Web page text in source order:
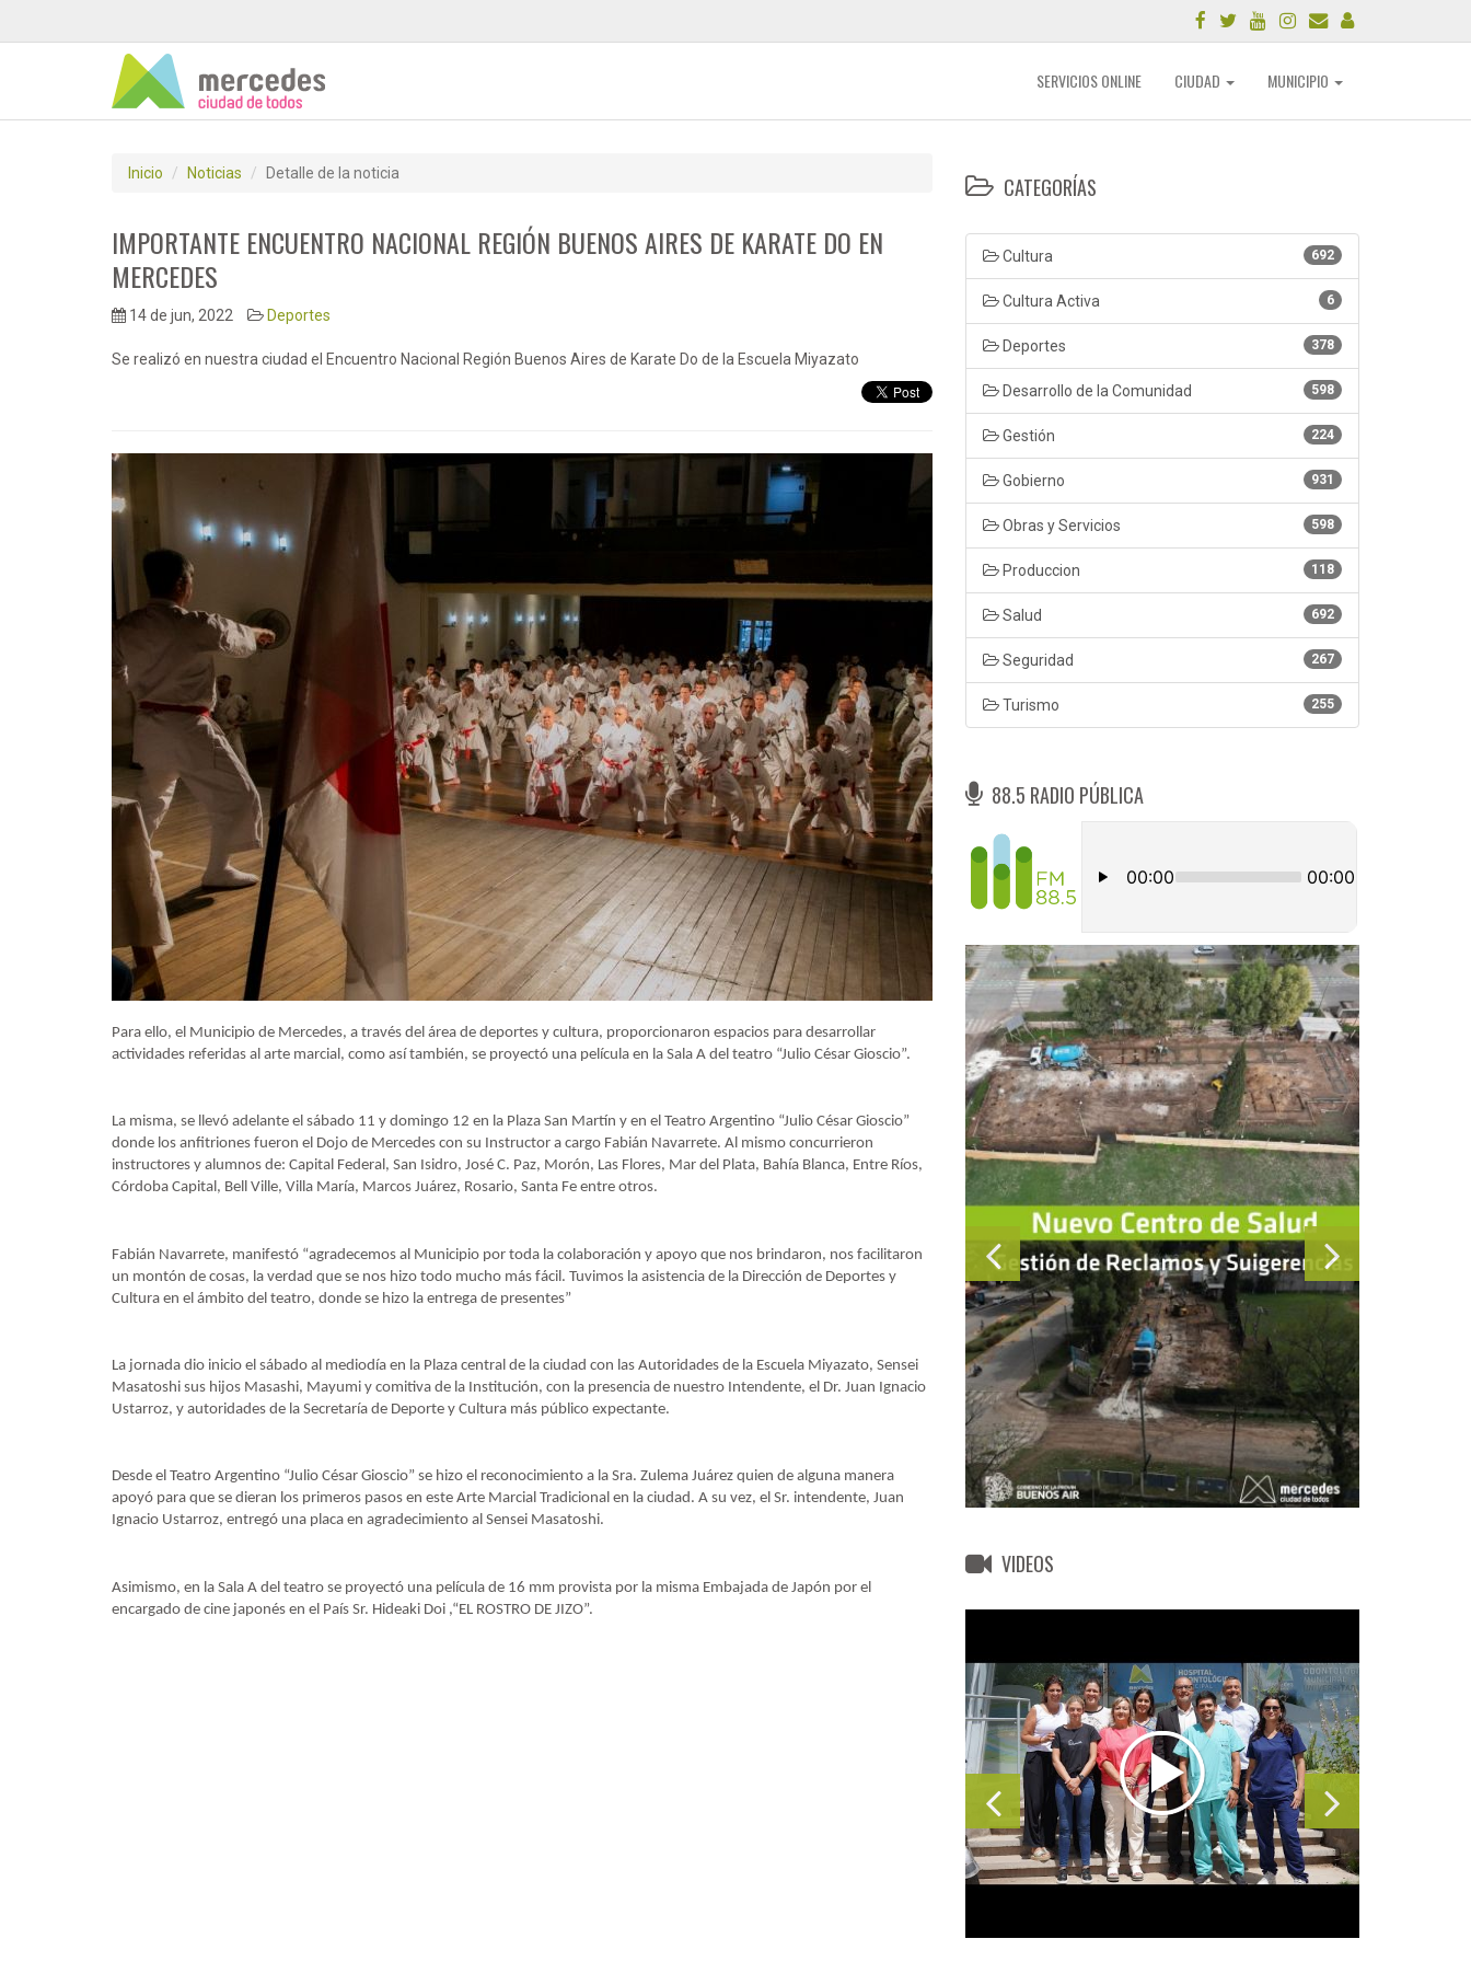
SERVICIOS ONLINE CIUDAD MUNICIPIO
Inicio Noticias Detalle de la noticia
IMPORTANTE ENCUENTRO NACIONAL REGIÓN BUENOS AIRES DE KARATE DO EN
MERCEDES
14 de jun, 2022 Deportes
Se realizó en nuestra ciudad el Encuentro Nacional Región Buenos Aires de Karate Do de la Escuela Miyazato
Para ello, el Municipio de Mercedes, a través del área de deportes y cultura, proporcionaron espacios para desarrollar
actividades referidas al arte marcial, como así también, se proyectó una película en la Sala A del teatro “Julio César Gioscio”.
La misma, se llevó adelante el sábado 11 y domingo 12 en la Plaza San Martín y en el Teatro Argentino “Julio César Gioscio”
donde los anfitriones fueron el Dojo de Mercedes con su Instructor a cargo Fabián Navarrete. Al mismo concurrieron
instructores y alumnos de: Capital Federal, San Isidro, José C. Paz, Morón, Las Flores, Mar del Plata, Bahía Blanca, Entre Ríos,
Córdoba Capital, Bell Ville, Villa María, Marcos Juárez, Rosario, Santa Fe entre otros.
Fabián Navarrete, manifestó “agradecemos al Municipio por toda la colaboración y apoyo que nos brindaron, nos facilitaron
un montón de cosas, la verdad que se nos hizo todo mucho más fácil. Tuvimos la asistencia de la Dirección de Deportes y
Cultura en el ámbito del teatro, donde se hizo la entrega de presentes”
La jornada dio inicio el sábado al mediodía en la Plaza central de la ciudad con las Autoridades de la Escuela Miyazato, Sensei
Masatoshi sus hijos Masashi, Mayumi y comitiva de la Institución, con la presencia de nuestro Intendente, el Dr. Juan Ignacio
Ustarroz, y autoridades de la Secretaría de Deporte y Cultura más público expectante.
Desde el Teatro Argentino “Julio César Gioscio” se hizo el reconocimiento a la Sra. Zulema Juárez quien de alguna manera
apoyó para que se dieran los primeros pasos en este Arte Marcial Tradicional en la ciudad. A su vez, el Sr. intendente, Juan
Ignacio Ustarroz, entregó una placa en agradecimiento al Sensei Masatoshi.
Asimismo, en la Sala A del teatro se proyectó una película de 16 mm provista por la misma Embajada de Japón por el
encargado de cine japonés en el País Sr. Hideaki Doi ,“EL ROSTRO DE JIZO”.
CATEGORÍAS
692
Cultura
6
Cultura Activa
378
Deportes
598
Desarrollo de la Comunidad
224
Gestión
931
Gobierno
598
Obras y Servicios
118
Produccion
692
Salud
267
Seguridad
255
Turismo
88.5 RADIO PÚBLICA
VIDEOS